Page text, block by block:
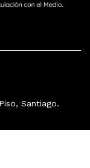
Santiago.